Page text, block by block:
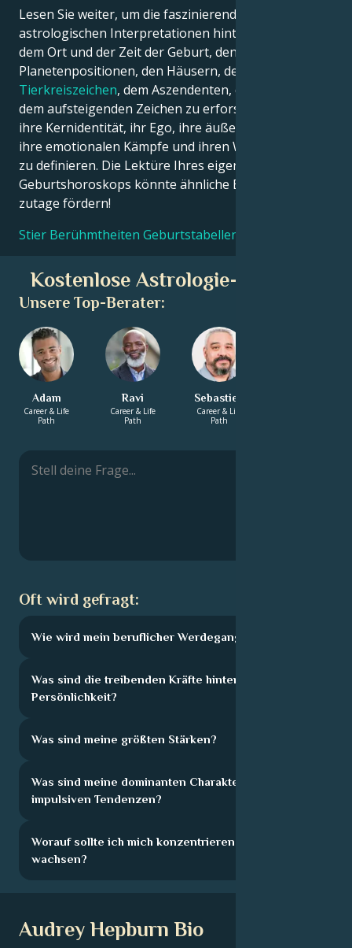
Lesen Sie weiter, um die faszinierenden
astrologischen Interpretationen hinter dem Datum,
dem Ort und der Zeit der Geburt, den
Planetenpositionen, den Häusern, dem
Tierkreiszeichen, dem Aszendenten, dem Mond und
dem aufsteigenden Zeichen zu erforschen – und so
ihre Kernidentität, ihr Ego, ihre äußere Erscheinung,
ihre emotionalen Kämpfe und ihren Weg zum Erfolg
zu definieren. Die Lektüre Ihres eigenen
Geburtshoroskops könnte ähnliche Erkenntnisse
zutage fördern!
Stier Berühmtheiten Geburtstabellen
Kostenlose Astrologie-Beratung
Unsere Top-Berater:
Adam
Career & Life
Path
Ravi
Career & Life
Path
Sebastien
Career & Life
Path
Oft wird gefragt:
Wie wird mein beruflicher Werdegang aussehen?
Was sind die treibenden Kräfte hinter meiner
Persönlichkeit?
Was sind meine größten Stärken?
Was sind meine dominanten Charakterzüge und
impulsiven Tendenzen?
Worauf sollte ich mich konzentrieren, um zu
wachsen?
Audrey Hepburn Bio